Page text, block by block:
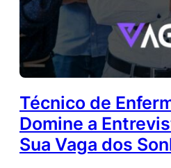
Técnico de
Domine a
Sua Vaga dos